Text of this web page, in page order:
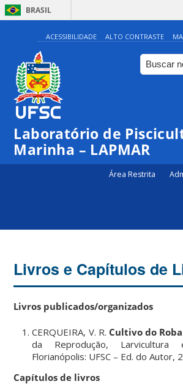
BRASIL
ACESSIBILIDADE ALTO CONTRASTE
Laboratório de
Marinha – LAPMAR
Área Restrita
Livros e Capítulos de
Livros publicados/organizados
CERQUEIRA, V. R. Cultivo do
da Reprodução, Larvicultura
Florianópolis: UFSC – Ed. do Autor,
Capítulos de livros